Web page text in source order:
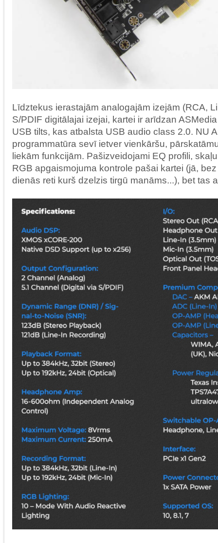
Līdztekus ierastajām analogajām izejām (RCA,
S/PDIF digitālajai izejai, kartei ir arīdzan
USB tilts, kas atbalsta USB audio class 2.0. NU
programmatūra sevī ietver vienkāršu,
liekām funkcijām. Pašizveidojami EQ profili,
RGB apgaismojuma kontrole pašai kartei (jā,
dienās reti kurš dzelzis tirgū manāms...), bet tas